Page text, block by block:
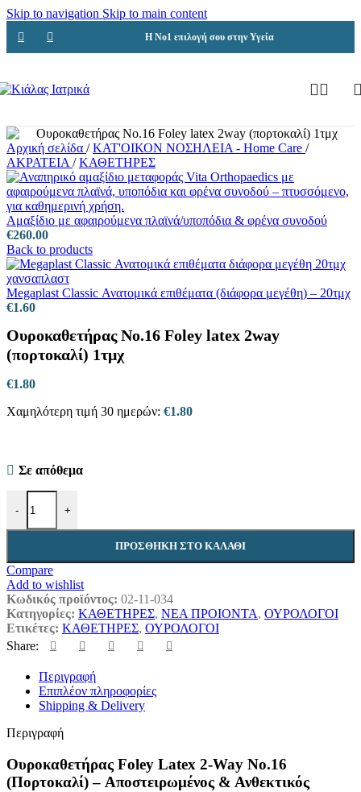
Skip to navigation Skip to main content
Η Νο1 επιλογή σου στην Υγεία
Αρχική σελίδα / ΚΑΤ'ΟΙΚΟΝ ΝΟΣΗΛΕΙΑ - Home Care /
ΑΚΡΑΤΕΙΑ / ΚΑΘΕΤΗΡΕΣ
Αμαξίδιο με αφαιρούμενα πλαϊνά/υποπόδια & φρένα συνοδού
€260.00
Back to products
Megaplast Classic Ανατομικά επιθέματα (διάφορα μεγέθη) – 20τμχ
€1.60
Ουροκαθετήρας No.16 Foley latex 2way
(πορτοκαλί) 1τμχ
€1.80
Χαμηλότερη τιμή 30 ημερών: €1.80
Σε απόθεμα
-
Ουροκαθετήρας No.16 Foley latex 2way (πορτοκαλί) 1τμχ ποσότητα
+
ΠΡΟΣΘΉΚΗ ΣΤΟ ΚΑΛΆΘΙ
Compare
Add to wishlist
Κωδικός προϊόντος: 02-11-034
Κατηγορίες: ΚΑΘΕΤΗΡΕΣ, ΝΕΑ ΠΡΟΙΟΝΤΑ, ΟΥΡΟΛΟΓΟΙ
Ετικέτες: ΚΑΘΕΤΗΡΕΣ, ΟΥΡΟΛΟΓΟΙ
Share:
Περιγραφή
Επιπλέον πληροφορίες
Shipping & Delivery
Περιγραφή
Ουροκαθετήρας Foley Latex 2-Way No.16
(Πορτοκαλί) – Αποστειρωμένος & Ανθεκτικός